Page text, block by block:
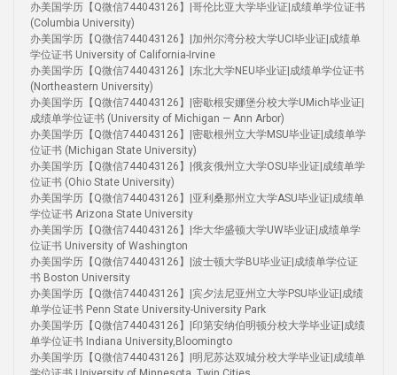
办美国学历【Q微信744043126】|哥伦比亚大学毕业证|成绩单学位证书
(Columbia University)
办美国学历【Q微信744043126】|加州尔湾分校大学UCI毕业证|成绩单
学位证书 University of California-Irvine
办美国学历【Q微信744043126】|东北大学NEU毕业证|成绩单学位证书
(Northeastern University)
办美国学历【Q微信744043126】|密歇根安娜堡分校大学UMich毕业证|
成绩单学位证书 (University of Michigan — Ann Arbor)
办美国学历【Q微信744043126】|密歇根州立大学MSU毕业证|成绩单学
位证书 (Michigan State University)
办美国学历【Q微信744043126】|俄亥俄州立大学OSU毕业证|成绩单学
位证书 (Ohio State University)
办美国学历【Q微信744043126】|亚利桑那州立大学ASU毕业证|成绩单
学位证书 Arizona State University
办美国学历【Q微信744043126】|华大华盛顿大学UW毕业证|成绩单学
位证书 University of Washington
办美国学历【Q微信744043126】|波士顿大学BU毕业证|成绩单学位证
书 Boston University
办美国学历【Q微信744043126】|宾夕法尼亚州立大学PSU毕业证|成绩
单学位证书 Penn State University-University Park
办美国学历【Q微信744043126】|印第安纳伯明顿分校大学毕业证|成绩
单学位证书 Indiana University,Bloomingto
办美国学历【Q微信744043126】|明尼苏达双城分校大学毕业证|成绩单